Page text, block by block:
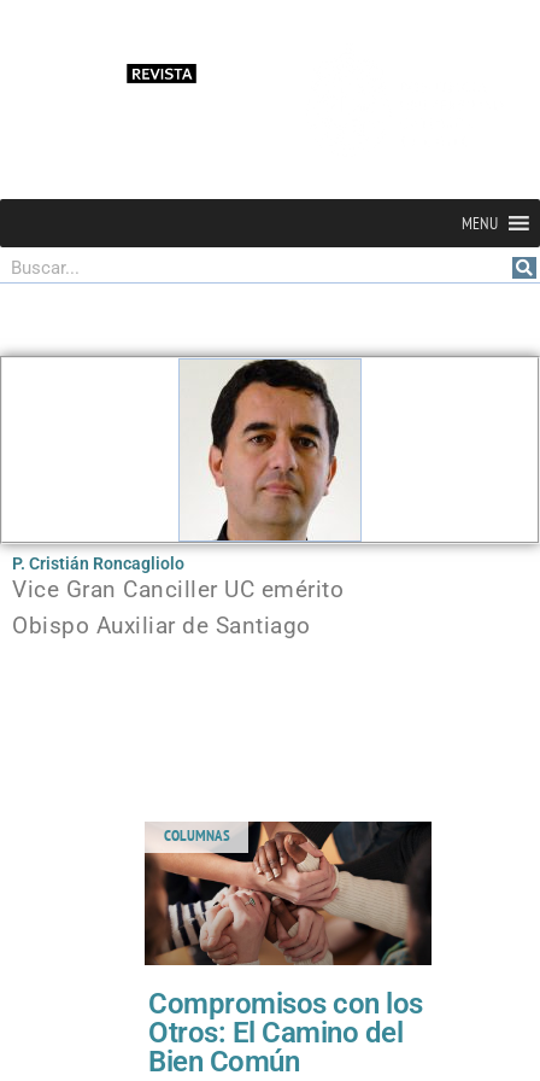
MENU
Buscar
P. Cristián Roncagliolo
Vice Gran Canciller UC emérito
Obispo Auxiliar de Santiago
COLUMNAS
Compromisos con los
Otros: El Camino del
Bien Común